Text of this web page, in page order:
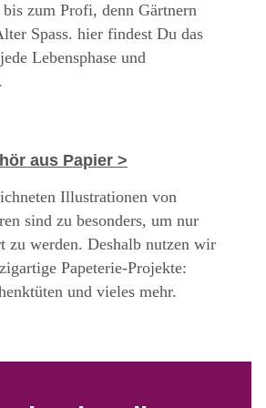
zum Profi, denn Gärtnern
Spass. hier findest Du das
Lebensphase und
aus Papier >
Illustrationen von
sind zu besonders, um nur
zu werden. Deshalb nutzen wir
Papeterie-Projekte:
und vieles mehr.